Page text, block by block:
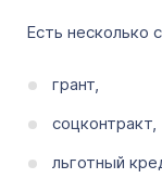
Есть несколько
грант,
соцконтракт,
льготный